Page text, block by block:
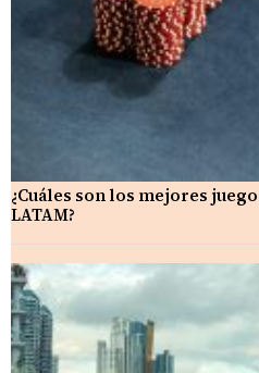
¿Cuáles son los mejores
LATAM?